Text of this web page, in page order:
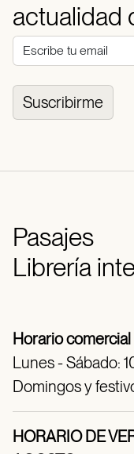
actualidad
Suscribirme
Pasajes
Librería
Horario comercial
Lunes - Sábado:
Domingos y
HORARIO DE